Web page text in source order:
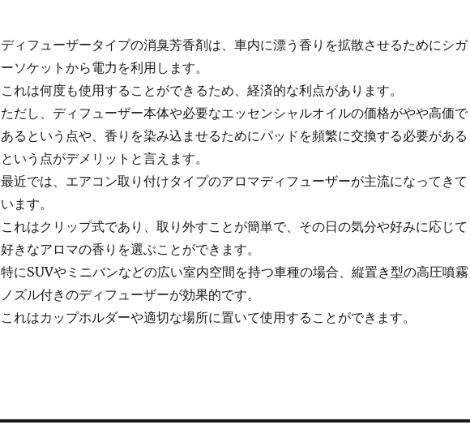
ディフューザータイプの消臭芳香剤は、車内に漂う香りを拡散させるためにシガ
ーソケットから電力を利用します。
これは何度も使用することができるため、経済的な利点があります。
ただし、ディフューザー本体や必要なエッセンシャルオイルの価格がやや高価で
あるという点や、香りを染み込ませるためにパッドを頻繁に交換する必要がある
という点がデメリットと言えます。
最近では、エアコン取り付けタイプのアロマディフューザーが主流になってきて
います。
これはクリップ式であり、取り外すことが簡単で、その日の気分や好みに応じて
好きなアロマの香りを選ぶことができます。
特にSUVやミニバンなどの広い室内空間を持つ車種の場合、縦置き型の高圧噴霧
ノズル付きのディフューザーが効果的です。
これはカップホルダーや適切な場所に置いて使用することができます。